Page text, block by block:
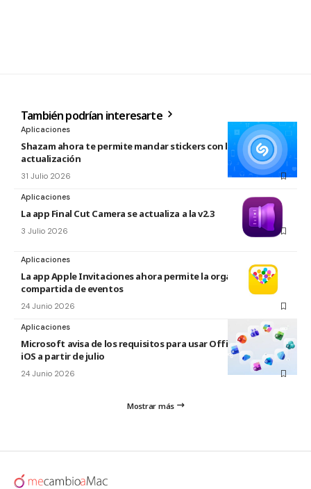
También podrían interesarte
Aplicaciones
Shazam ahora te permite mandar stickers con la nueva
actualización
31 Julio 2026
Aplicaciones
La app Final Cut Camera se actualiza a la v2.3
3 Julio 2026
Aplicaciones
La app Apple Invitaciones ahora permite la organización
compartida de eventos
24 Junio 2026
Aplicaciones
Microsoft avisa de los requisitos para usar Office en macOS y
iOS a partir de julio
24 Junio 2026
Mostrar más